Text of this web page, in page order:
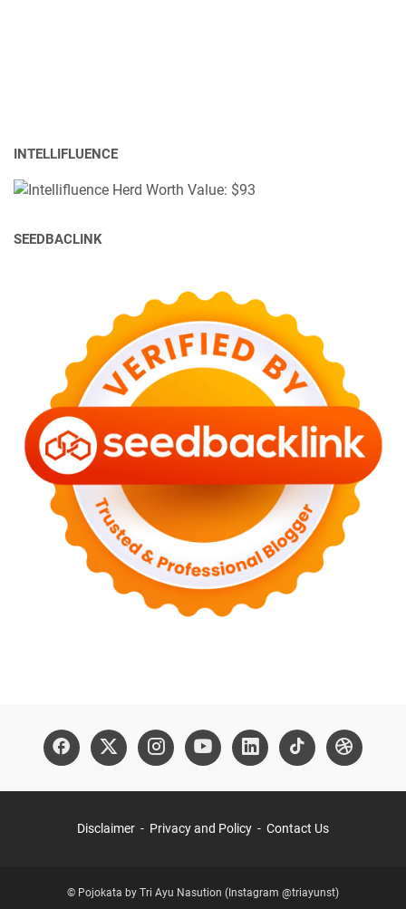
INTELLIFLUENCE
SEEDBACLINK
Disclaimer Privacy and Policy Contact Us
© Pojokata by Tri Ayu Nasution (Instagram @triayunst)